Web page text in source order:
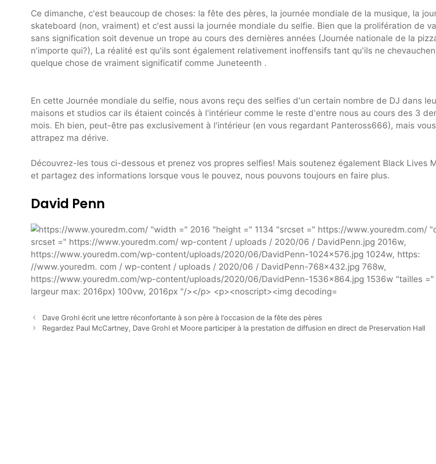
Ce dimanche, c'est beaucoup de choses: la fête des pères, la journée mondiale de la musique, la
skateboard (non, vraiment) et c'est aussi la journée mondiale du selfie. Bien que la prolifération de
sans signification soit devenue un trope au cours des dernières années (Journée nationale de la
n'importe qui?), La réalité est qu'ils sont également relativement inoffensifs tant qu'ils ne
quelque chose de vraiment significatif comme Juneteenth .
En cette Journée mondiale du selfie, nous avons reçu des selfies d'un certain nombre de DJ dans
maisons et studios car ils étaient coincés à l'intérieur comme le reste d'entre nous au cours des 3
mois. Eh bien, peut-être pas exclusivement à l'intérieur (en vous regardant Panteross666), mais vous
attrapez ma dérive.
Découvrez-les tous ci-dessous et prenez vos propres selfies! Mais soutenez également Black Lives
et partagez des informations lorsque vous le pouvez, nous pouvons toujours en faire plus.
David Penn
Dave Grohl écrit une lettre réconfortante à son père à l'occasion de la fête des pères
Regardez Paul McCartney, Dave Grohl et Moore participer à la prestation de diffusion en direct de Preservation Hall